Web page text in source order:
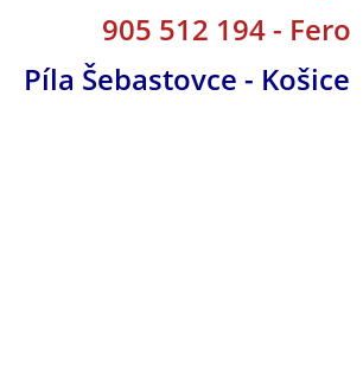
905 512 194 - Fero
Píla Šebastovce - Košice